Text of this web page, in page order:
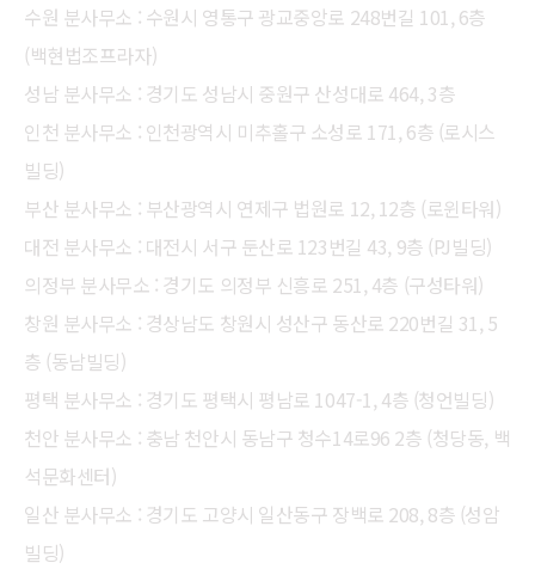
수원 분사무소 : 수원시 영통구 광교중앙로 248번길 101, 6층
(백현법조프라자)
성남 분사무소 : 경기도 성남시 중원구 산성대로 464, 3층
인천 분사무소 : 인천광역시 미추홀구 소성로 171, 6층 (로시스
빌딩)
부산 분사무소 : 부산광역시 연제구 법원로 12, 12층 (로윈타워)
대전 분사무소 : 대전시 서구 둔산로 123번길 43, 9층 (PJ빌딩)
의정부 분사무소 : 경기도 의정부 신흥로 251, 4층 (구성타워)
창원 분사무소 : 경상남도 창원시 성산구 동산로 220번길 31, 5
층 (동남빌딩)
평택 분사무소 : 경기도 평택시 평남로 1047-1, 4층 (청언빌딩)
천안 분사무소 : 충남 천안시 동남구 청수14로96 2층 (청당동, 백
석문화센터)
일산 분사무소 : 경기도 고양시 일산동구 장백로 208, 8층 (성암
빌딩)